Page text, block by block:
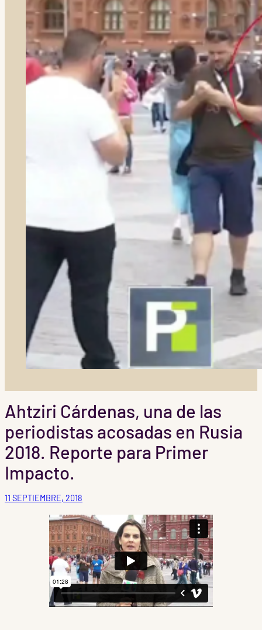
Ahtziri Cárdenas, una de las
periodistas acosadas en Rusia
2018. Reporte para Primer
Impacto.
11 SEPTIEMBRE, 2018